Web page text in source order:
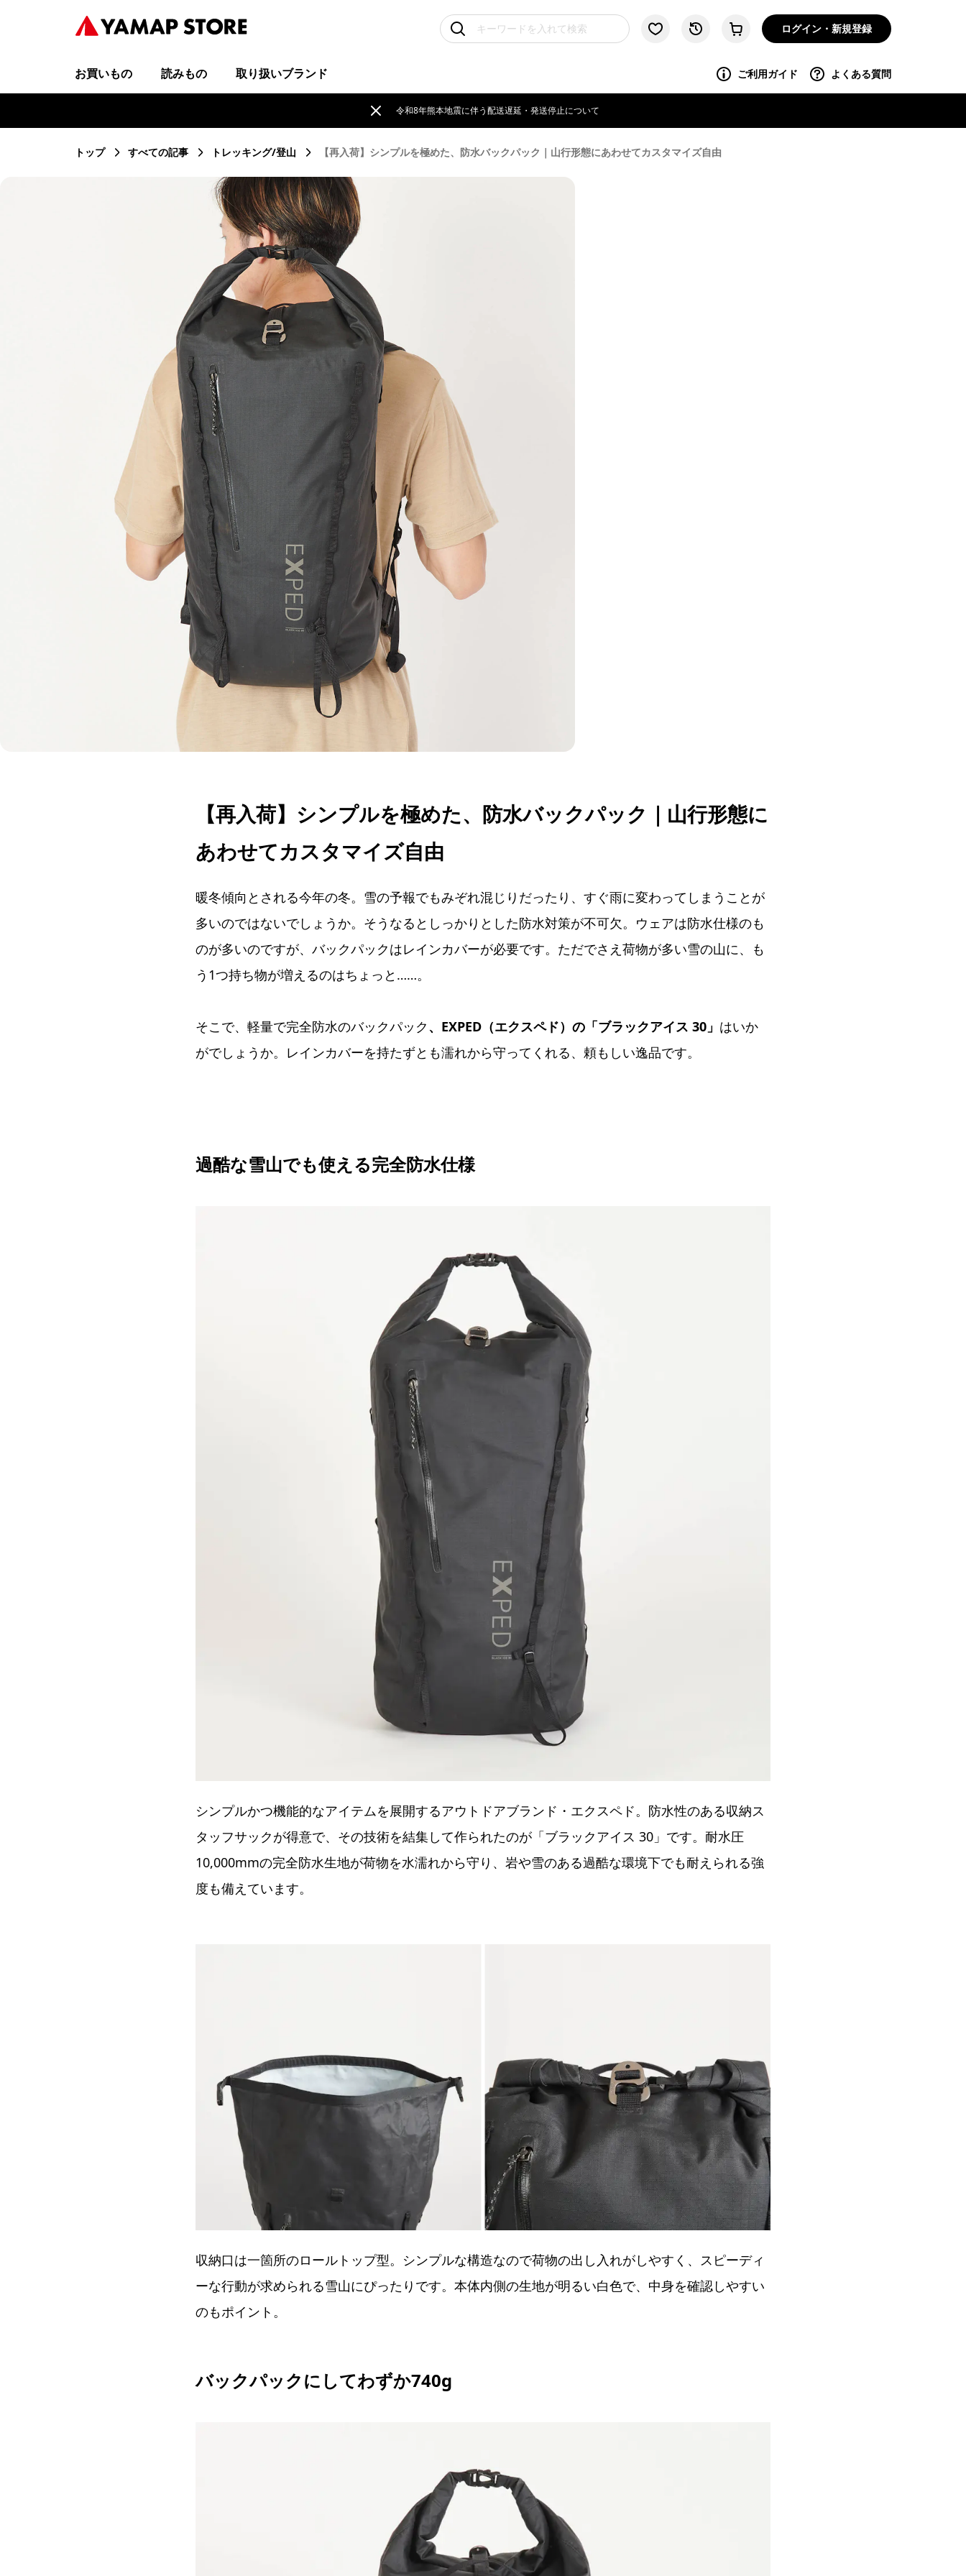
ログイン・新規登録
お買いもの 読みもの 取り扱いブランド ご利用ガイド よくある質問
令和8年熊本地震に伴う配送遅延・発送停止について
トップ すべての記事 トレッキング/登山 【再入荷】シンプルを極めた、防水バックパック｜山行形態にあわせてカスタマイズ自由
【再入荷】シンプルを極めた、防水バックパック｜山行形態に
あわせてカスタマイズ自由
暖冬傾向とされる今年の冬。雪の予報でもみぞれ混じりだったり、すぐ雨に変わってしまうことが
多いのではないでしょうか。そうなるとしっかりとした防水対策が不可欠。ウェアは防水仕様のも
のが多いのですが、バックパックはレインカバーが必要です。ただでさえ荷物が多い雪の山に、も
う1つ持ち物が増えるのはちょっと……。
そこで、軽量で完全防水のバックパック、EXPED（エクスペド）の「ブラックアイス 30」 はいか
がでしょうか。レインカバーを持たずとも濡れから守ってくれる、頼もしい逸品です。
過酷な雪山でも使える完全防水仕様
シンプルかつ機能的なアイテムを展開するアウトドアブランド・エクスペド。防水性のある収納ス
タッフサックが得意で、その技術を結集して作られたのが「ブラックアイス 30」です。耐水圧
10,000mmの完全防水生地が荷物を水濡れから守り、岩や雪のある過酷な環境下でも耐えられる強
度も備えています。
収納口は一箇所のロールトップ型。シンプルな構造なので荷物の出し入れがしやすく、スピーディ
ーな行動が求められる雪山にぴったりです。本体内側の生地が明るい白色で、中身を確認しやすい
のもポイント。
バックパックにしてわずか740g